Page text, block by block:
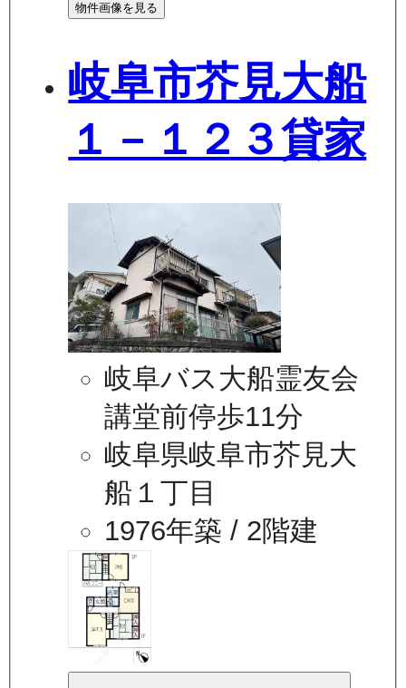
物件画像を見る
岐阜市芥見大船
１－１２３貸家
岐阜バス大船霊友会
講堂前停歩11分
岐阜県岐阜市芥見大
船１丁目
1976年築 / 2階建